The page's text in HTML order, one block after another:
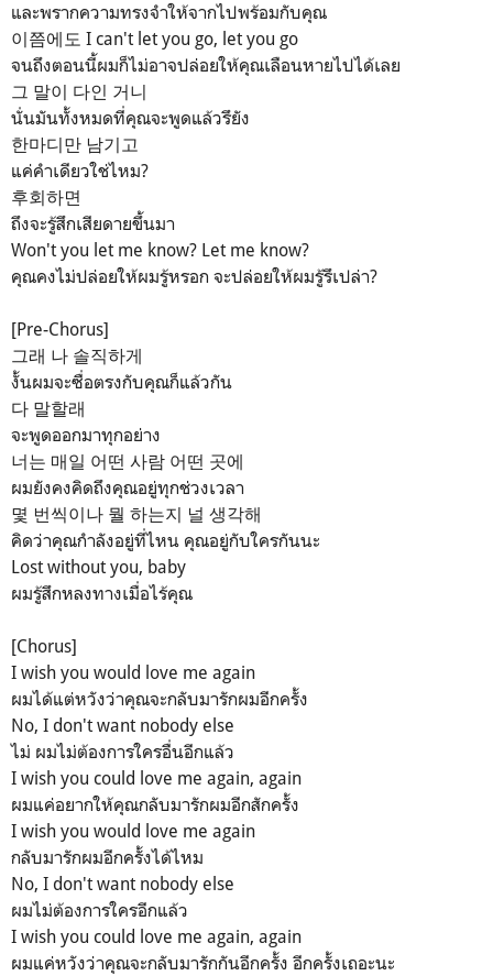
และพรากความทรงจำให้จากไปพร้อมกับคุณ
이쯤에도 I can't let you go, let you go
จนถึงตอนนี้ผมก็ไม่อาจปล่อยให้คุณเลือนหายไปได้เลย
그 말이 다인 거니
นั่นมันทั้งหมดที่คุณจะพูดแล้วรึยัง
한마디만 남기고
แค่คำเดียวใช่ไหม?
후회하면
ถึงจะรู้สึกเสียดายขึ้นมา
Won't you let me know? Let me know?
คุณคงไม่ปล่อยให้ผมรู้หรอก จะปล่อยให้ผมรู้รึเปล่า?
[Pre-Chorus]
그래 나 솔직하게
งั้นผมจะซื่อตรงกับคุณก็แล้วกัน
다 말할래
จะพูดออกมาทุกอย่าง
너는 매일 어떤 사람 어떤 곳에
ผมยังคงคิดถึงคุณอยู่ทุกช่วงเวลา
몇 번씩이나 뭘 하는지 널 생각해
คิดว่าคุณกำลังอยู่ที่ไหน คุณอยู่กับใครกันนะ
Lost without you, baby
ผมรู้สึกหลงทางเมื่อไร้คุณ
[Chorus]
I wish you would love me again
ผมได้แต่หวังว่าคุณจะกลับมารักผมอีกครั้ง
No, I don't want nobody else
ไม่ ผมไม่ต้องการใครอื่นอีกแล้ว
I wish you could love me again, again
ผมแค่อยากให้คุณกลับมารักผมอีกสักครั้ง
I wish you would love me again
กลับมารักผมอีกครั้งได้ไหม
No, I don't want nobody else
ผมไม่ต้องการใครอีกแล้ว
I wish you could love me again, again
ผมแค่หวังว่าคุณจะกลับมารักกันอีกครั้ง อีกครั้งเถอะนะ